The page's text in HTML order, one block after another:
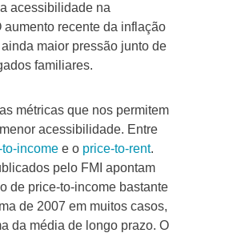
acessibilidade na
aumento recente da inflação
maior pressão junto de
familiares.
métricas que nos permitem
acessibilidade. Entre
to-income e o price-to-rent.
pelo FMI apontam
de price-to-income bastante
de 2007 em muitos casos,
da média de longo prazo. O